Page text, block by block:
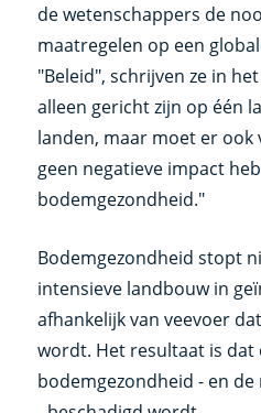
de wetenschappers de
maatregelen op een
"Beleid", schrijven ze in
alleen gericht zijn op één
landen, maar moet er
geen negatieve impact
bodemgezondheid."
Bodemgezondheid stopt
intensieve landbouw in
afhankelijk van veevoer
wordt. Het resultaat is dat
bodemgezondheid - en